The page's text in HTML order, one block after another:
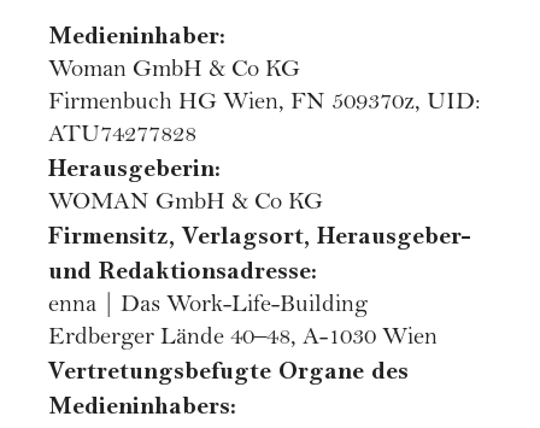
Medieninhaber:
Woman GmbH & Co KG
Firmenbuch HG Wien, FN 509370z, UID:
ATU74277828
Herausgeberin:
WOMAN GmbH & Co KG
Firmensitz, Verlagsort, Herausgeber-
und Redaktionsadresse:
enna | Das Work-Life-Building
Erdberger Lände 40–48, A-1030 Wien
Vertretungsbefugte Organe des
Medieninhabers: